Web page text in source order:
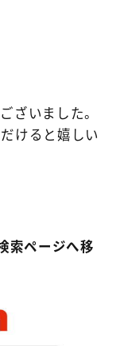
ざいました。
けると嬉しい
索ページへ移